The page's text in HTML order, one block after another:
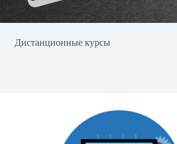
Дистанционные курсы